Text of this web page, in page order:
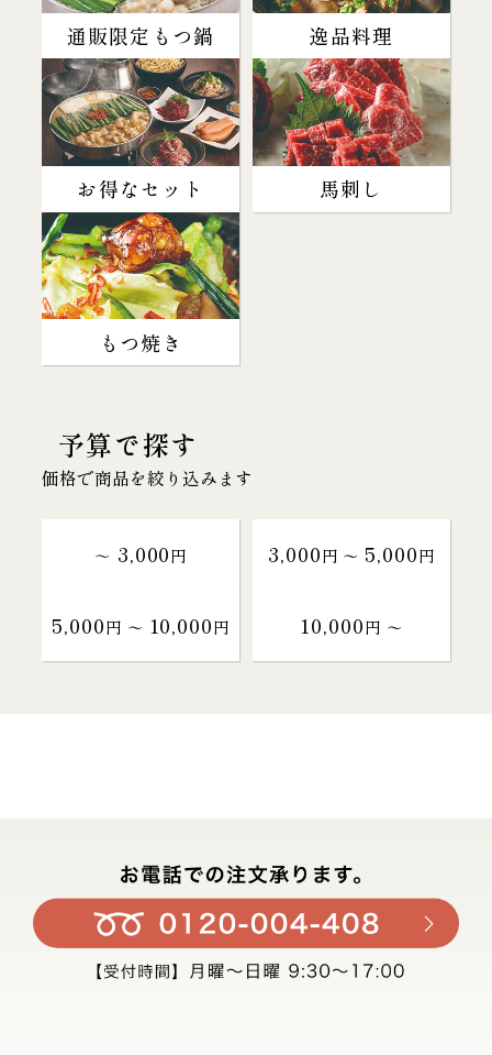
通販限定もつ鍋 逸品料理
お得なセット 馬刺し
もつ焼き
予算で探す
価格で商品を絞り込みます
～ 3,000円 3,000円 〜 5,000円
5,000円 〜 10,000円 10,000円 〜